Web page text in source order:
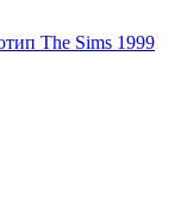
The Sims 1999